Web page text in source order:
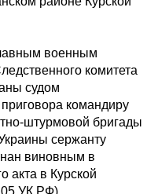
военным
комитета
судом
командиру
штурмовой бригады
сержанту
виновным в
акта в Курской
УК РФ).